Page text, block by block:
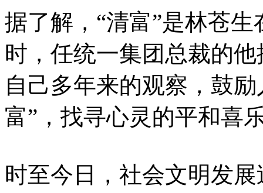
据了解，“清富”是林苍
时，任统一集团总裁的
自己多年来的观察，鼓
富”，找寻心灵的平和喜
时至今日，社会文明发